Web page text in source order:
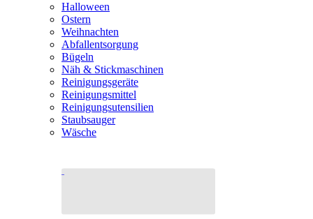
Halloween
Ostern
Weihnachten
Abfallentsorgung
Bügeln
Näh & Stickmaschinen
Reinigungsgeräte
Reinigungsmittel
Reinigungsutensilien
Staubsauger
Wäsche